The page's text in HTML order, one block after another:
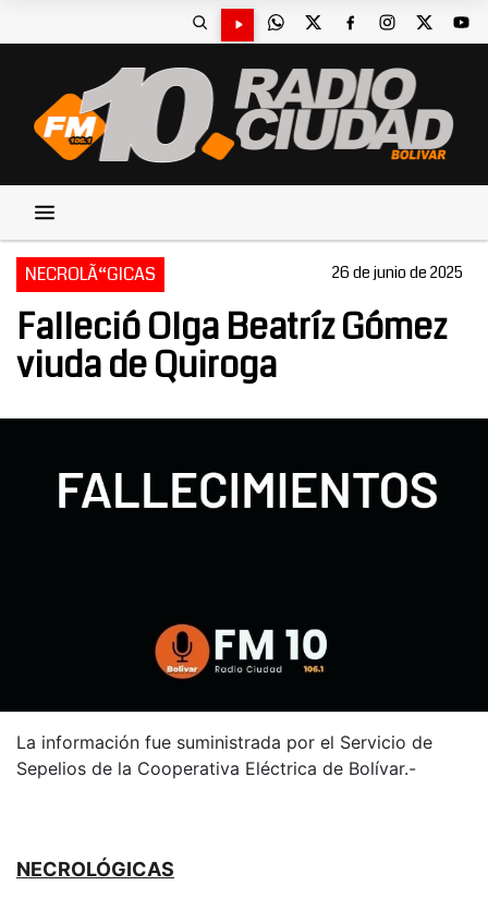
NECROLÃ“GICAS 26 de junio de 2025
Falleció Olga Beatríz Gómez
viuda de Quiroga
La información fue suministrada por el Servicio de
Sepelios de la Cooperativa Eléctrica de Bolívar.-
NECROLÓGICAS